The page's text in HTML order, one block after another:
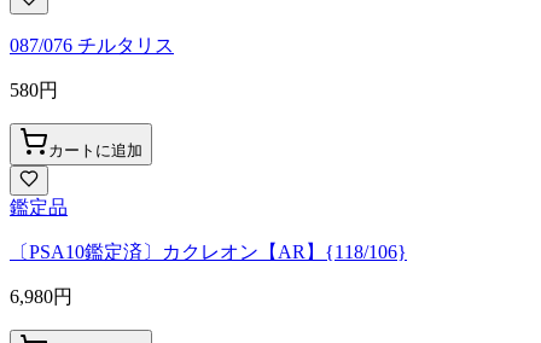
087/076 チルタリス
580円
カートに追加
鑑定品
〔PSA10鑑定済〕カクレオン【AR】{118/106}
6,980円